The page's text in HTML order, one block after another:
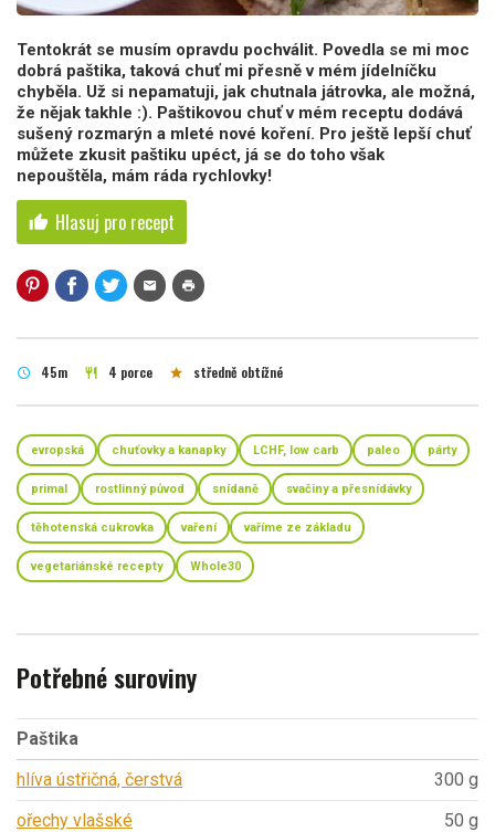
Tentokrát se musím opravdu pochválit. Povedla se mi moc
dobrá paštika, taková chuť mi přesně v mém jídelníčku
chyběla. Už si nepamatuji, jak chutnala játrovka, ale možná,
že nějak takhle :). Paštikovou chuť v mém receptu dodává
sušený rozmarýn a mleté nové koření. Pro ještě lepší chuť
můžete zkusit paštiku upéct, já se do toho však
nepouštěla, mám ráda rychlovky!
thumb_up Hlasuj pro recept
mail print
schedule 45m restaurant 4 porce star středně obtížné
evropská chuťovky a kanapky LCHF, low carb paleo párty
primal rostlinný původ snídaně svačiny a přesnídávky
těhotenská cukrovka vaření vaříme ze základu
vegetariánské recepty Whole30
Potřebné suroviny
Paštika
hlíva ústřičná, čerstvá
300 g
ořechy vlašské
50 g